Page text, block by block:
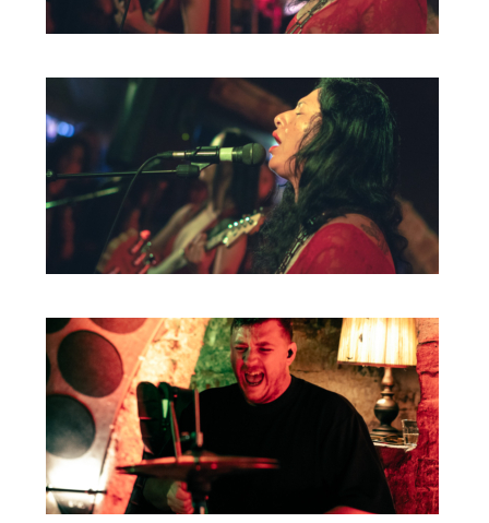
ARNOUD HEIKENS